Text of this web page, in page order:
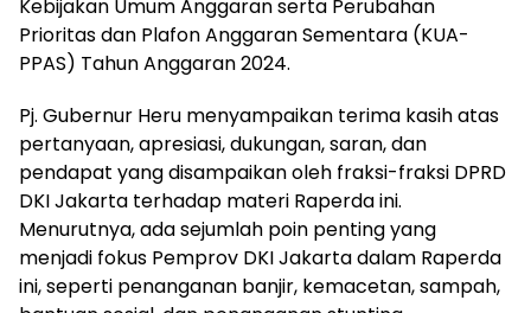
Kebijakan Umum Anggaran serta Perubahan
Prioritas dan Plafon Anggaran Sementara (KUA-
PPAS) Tahun Anggaran 2024.
Pj. Gubernur Heru menyampaikan terima kasih atas
pertanyaan, apresiasi, dukungan, saran, dan
pendapat yang disampaikan oleh fraksi-fraksi DPRD
DKI Jakarta terhadap materi Raperda ini.
Menurutnya, ada sejumlah poin penting yang
menjadi fokus Pemprov DKI Jakarta dalam Raperda
ini, seperti penanganan banjir, kemacetan, sampah,